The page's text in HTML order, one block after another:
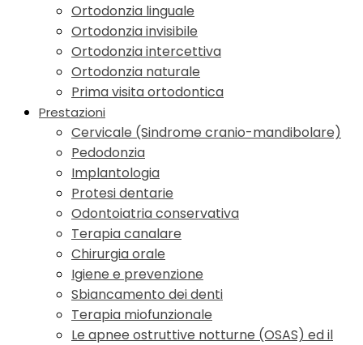
Ortodonzia linguale
Ortodonzia invisibile
Ortodonzia intercettiva
Ortodonzia naturale
Prima visita ortodontica
Prestazioni
Cervicale (Sindrome cranio-mandibolare)
Pedodonzia
Implantologia
Protesi dentarie
Odontoiatria conservativa
Terapia canalare
Chirurgia orale
Igiene e prevenzione
Sbiancamento dei denti
Terapia miofunzionale
Le apnee ostruttive notturne (OSAS) ed il